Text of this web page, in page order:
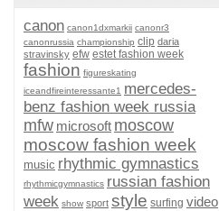
canon canon1dxmarkii canonr3
canonrussia championship clip daria
stravinsky efw estet fashion week
fashion figureskating
iceandfireinteressante1 mercedes-
benz fashion week russia
mfw microsoft moscow
moscow fashion week
music rhythmic gymnastics
rhythmicgymnastics russian fashion
week show sport style surfing video